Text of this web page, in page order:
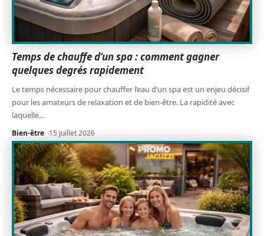
Temps de chauffe d’un spa : comment gagner
quelques degrés rapidement
Le temps nécessaire pour chauffer l’eau d’un spa est un enjeu décisif
pour les amateurs de relaxation et de bien-être. La rapidité avec
laquelle…
Bien-être 15 juillet 2026